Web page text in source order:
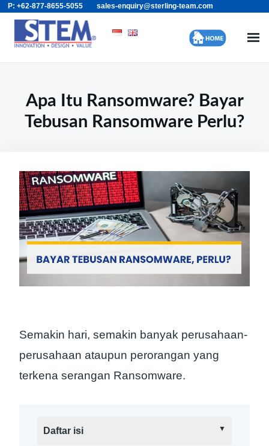
Skip
content
Search
for:
P: +62-877-8655-5055 sales-enquiry@sterling-team.com
Apa Itu Ransomware? Bayar
Tebusan Ransomware Perlu?
Semakin hari, semakin banyak perusahaan-
perusahaan ataupun perorangan yang
terkena serangan Ransomware.
Daftar isi